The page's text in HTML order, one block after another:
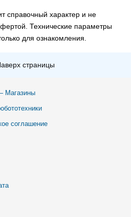
справочный характер и не
Технические параметры
для ознакомления.
страницы
соглашение